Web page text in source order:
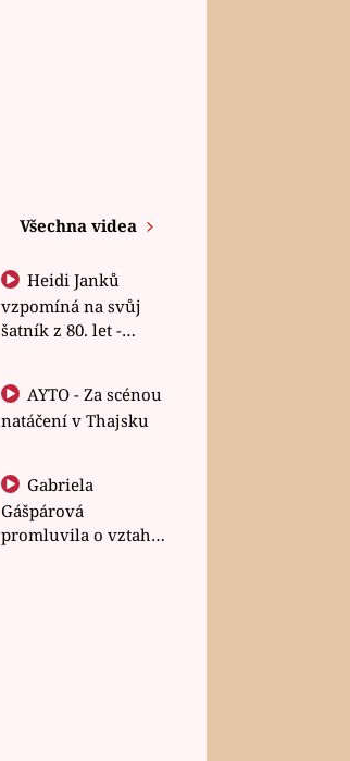
Všechna videa
Heidi Janků
vzpomíná na svůj
šatník z 80. let -
natáčení v Thajsku
Gabriela
Gášpárová
promluvila o vztahu